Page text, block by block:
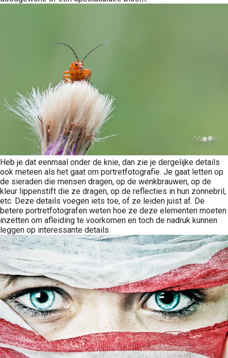
Heb je dat eenmaal onder de knie, dan zie je dergelijke details
ook meteen als het gaat om portretfotografie. Je gaat letten op
de sieraden die mensen dragen, op de wenkbrauwen, op de
kleur lippenstift die ze dragen, op de reflecties in hun zonnebril,
etc. Deze details voegen iets toe, of ze leiden juist af. De
betere portretfotografen weten hoe ze deze elementen moeten
inzetten om afleiding te voorkomen en toch de nadruk kunnen
leggen op interessante details.